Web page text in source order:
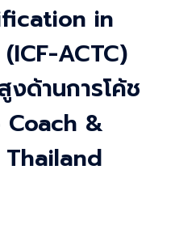
in
ACTC)
ด้านการโค้ช
&